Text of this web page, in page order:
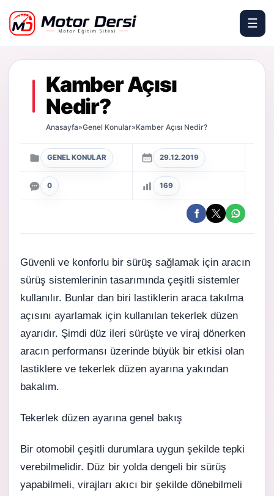
Motor Dersi
☰
Kamber Açısı
Nedir?
Anasayfa»Genel Konular»Kamber Açısı Nedir?
GENEL KONULAR 29.12.2019
0 169
Güvenli ve konforlu bir sürüş sağlamak için aracın
sürüş sistemlerinin tasarımında çeşitli sistemler
kullanılır. Bunlar dan biri lastiklerin araca takılma
açısını ayarlamak için kullanılan tekerlek düzen
ayarıdır. Şimdi düz ileri sürüşte ve viraj dönerken
aracın performansı üzerinde büyük bir etkisi olan
lastiklere ve tekerlek düzen ayarına yakından
bakalım.
Tekerlek düzen ayarına genel bakış
Bir otomobil çeşitli durumlara uygun şekilde tepki
verebilmelidir. Düz bir yolda dengeli bir sürüş
yapabilmeli, virajları akıcı bir şekilde dönebilmeli